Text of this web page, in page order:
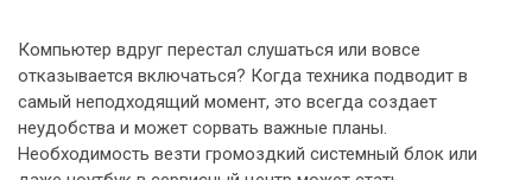
Компьютер вдруг перестал слушаться или вовсе
отказывается включаться? Когда техника подводит в
самый неподходящий момент, это всегда создает
неудобства и может сорвать важные планы.
Необходимость везти громоздкий системный блок или